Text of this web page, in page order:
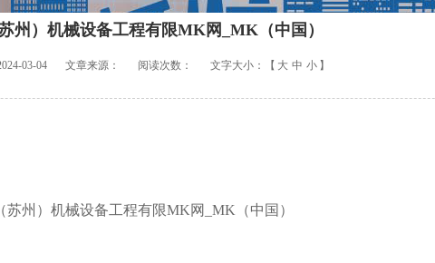
州）机械设备工程有限MK网_MK（中国）
03-04 文章来源： 阅读次数： 文字大小：【 大 中 小 】
州）机械设备工程有限MK网_MK（中国）